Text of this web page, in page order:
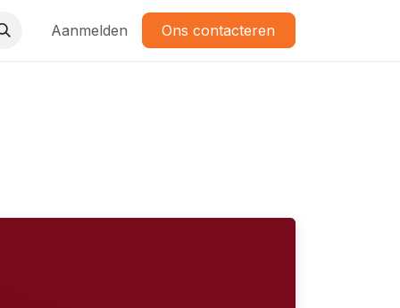
Aanmelden Ons contacteren